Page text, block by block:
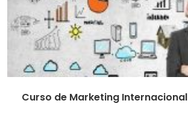
Curso de Marketing Internacional